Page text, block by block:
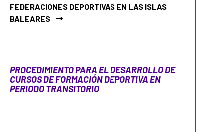
FEDERACIONES DEPORTIVAS EN LAS ISLAS
BALEARES
PROCEDIMIENTO PARA EL DESARROLLO DE
CURSOS DE FORMACIÓN DEPORTIVA EN
PERIODO TRANSITORIO